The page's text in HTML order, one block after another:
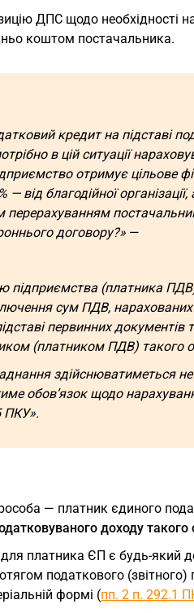
ДПС щодо необхідності
коштом постачальника.
кредит на підставі
в цій ситуації
отримує цільове
від благодійної
договору?» —
підприємства (платника
сум ПДВ,
первинних документів
(платником ПДВ) такого
здійснюватиметься
обов’язок щодо
ПКУ».
— платник єдиного
доходу такого
платника ЄП є будь-який
податкового (звітного)
формі (пп. 2 п. 292.1